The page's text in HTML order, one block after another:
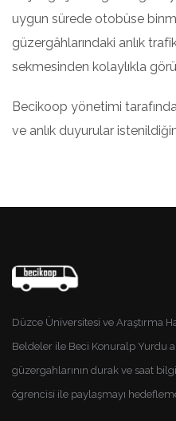
uygun sürede otobüse
güzergâhlarındaki anlık
sekmesinden kolaylıkla
Becikoop yönetimi
ve anlık duyurular
Düzce Üniversitesi ve Araştırma
Beldeler ile Beci Konuralp Yurdu
güzergahlarının durak ve saat
ögrencisi ile paylaşmayı